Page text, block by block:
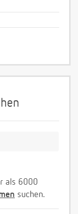
als 6000
suchen.